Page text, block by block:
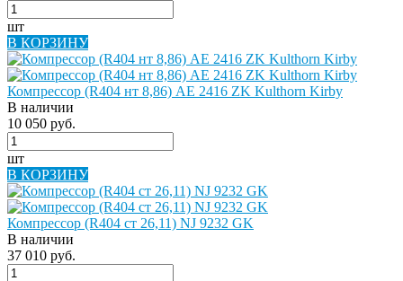
шт
В КОРЗИНУ
Компрессор (R404 нт 8,86) AE 2416 ZK Kulthorn Kirby
В наличии
10 050 руб.
шт
В КОРЗИНУ
Компрессор (R404 ст 26,11) NJ 9232 GK
В наличии
37 010 руб.